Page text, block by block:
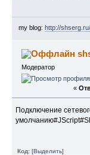
my blog: http://shserg.ru/
Модератор
«
Подключение
Код:[Выделить]